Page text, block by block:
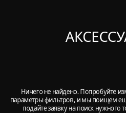
Ничего не найдено. Попробуйте
параметры фильтров, и мы поищем
подайте заявку на поиск нужного